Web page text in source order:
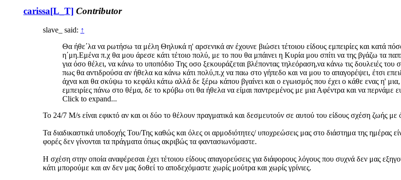
carissa[L_T] Contributor
slave_ said: ↑
Θα ήθε΄λα να ρωτήσω τα μέλη Θηλυκά η' αρσενικά αν έχουνε βιώσει τέτοιου είδους εμπειρίες και κατά
η΄μη.Εμένα π.χ θα μου άρεσε κάτι τέτοιο πολύ, με το που θα μπάινει η Κυρία μου σπίτι να της βγάζω τα
για όσο θέλει, να κάνω το υποπόδιο Της οσο ξεκουράζεται βλέποντας τηλεόραση,να κάνω τις δουλειές του
πως θα αντιδρούσα αν ήθελα κα κάνω κάτι πολύ,π.χ να παω στο γήπεδο και να μου το απαγορέψει, έτσι
άχνα και θα σκύψω το κεφάλι κάτω αλλά δε ξέρω κάπου βγαίνει και ο εγωισμός που έχει ο κάθε ενας η'
εμπειρίες πάνω στο θέμα, δε το κρύβω οτι θα ήθελα να είμαι παντρεμένος με μια Αφέντρα και να περνάμε
Click to expand...
Το 24/7 M/s είναι εφικτό αν και οι δύο το θέλουν πραγματικά και δεσμευτούν σε αυτού του είδους σχέση ζωής με
Τα διαδικαστικά υποδοχής Του/Της καθώς και όλες οι αρμοδιότητες/ υποχρεώσεις μας στο διάστημα της
φορές δεν γίνονται τα πράγματα όπως ακριβώς τα φαντασιωνόμαστε.
Η σχέση στην οποία αναφέρεσαι έχει τέτοιου είδους απαγορεύσεις για διάφορους λόγους που συχνά δεν μας
κάτι μπορούμε και αν δεν μας δοθεί το αποδεχόμαστε χωρίς μούτρα και χωρίς γρίνιες.